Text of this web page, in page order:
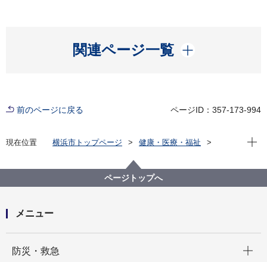
関連ページ一覧
開く
前のページに戻る ページID：357-173-994
現在位置 横浜市トップページ
健康・医療・福祉
横浜市立脳卒中・神経脊椎センター
「Medical Note News&Journal」に、城倉病院長のイン
タビュー記事が掲載されました。
現在
ページトップへ
メニュー
防災・救急